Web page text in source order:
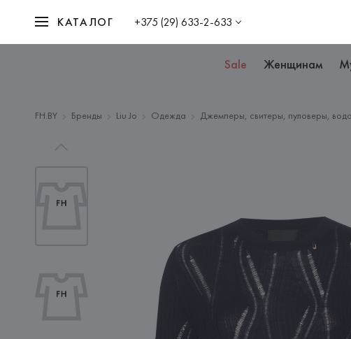
КАТАЛОГ +375 (29) 633-2-633
Sale Женщинам
FH.BY Бренды Liu Jo Одежда Джемперы, свитеры, пуловеры,